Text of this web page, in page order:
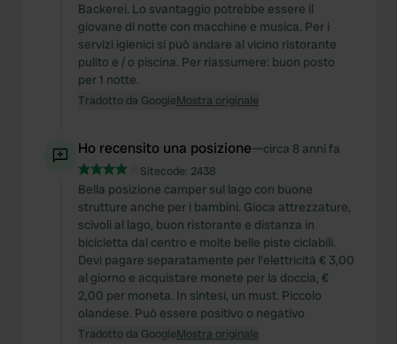
Backerei. Lo svantaggio potrebbe essere il
giovane di notte con macchine e musica. Per i
servizi igienici si può andare al vicino ristorante
pulito e / o piscina. Per riassumere: buon posto
per 1 notte.
Tradotto da GoogleMostra originale
Ho recensito una posizione—circa 8 anni fa
Sitecode: 2438
Bella posizione camper sul lago con buone
strutture anche per i bambini. Gioca attrezzature,
scivoli al lago, buon ristorante e distanza in
bicicletta dal centro e molte belle piste ciclabili.
Devi pagare separatamente per l'elettricità € 3,00
al giorno e acquistare monete per la doccia, €
2,00 per moneta. In sintesi, un must. Piccolo
olandese. Può essere positivo o negativo
Tradotto da GoogleMostra originale